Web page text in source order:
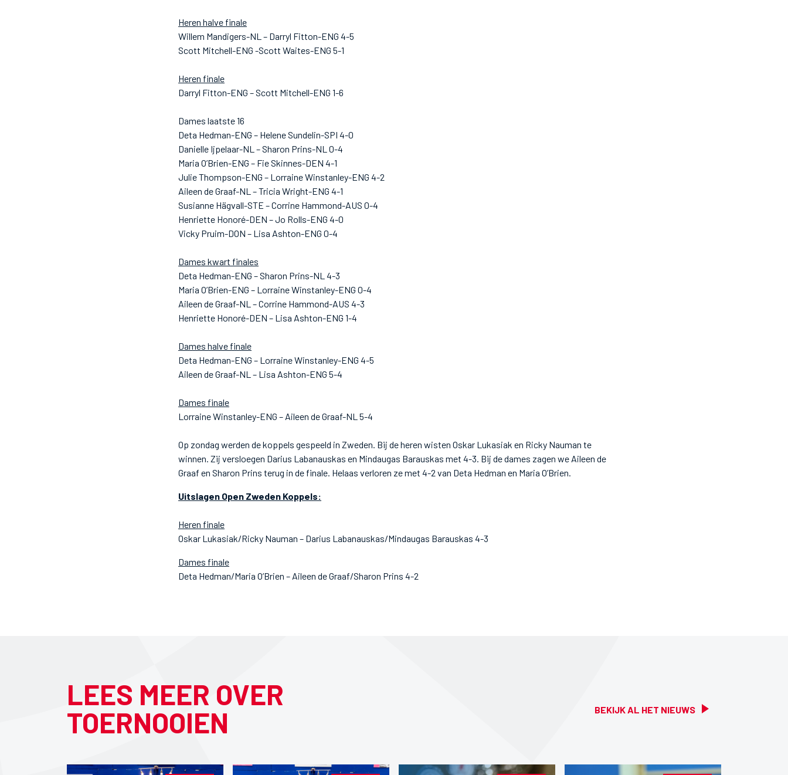
Heren halve finale
Willem Mandigers-NL – Darryl Fitton-ENG 4-5
Scott Mitchell-ENG -Scott Waites-ENG 5-1
Heren finale
Darryl Fitton-ENG – Scott Mitchell-ENG 1-6
Dames laatste 16
Deta Hedman-ENG – Helene Sundelin-SPI 4-0
Danielle Ijpelaar-NL – Sharon Prins-NL 0-4
Maria O’Brien-ENG – Fie Skinnes-DEN 4-1
Julie Thompson-ENG – Lorraine Winstanley-ENG 4-2
Aileen de Graaf-NL – Tricia Wright-ENG 4-1
Susianne Hägvall-STE – Corrine Hammond-AUS 0-4
Henriette Honoré-DEN – Jo Rolls-ENG 4-0
Vicky Pruim-DON – Lisa Ashton-ENG 0-4
Dames kwart finales
Deta Hedman-ENG – Sharon Prins-NL 4-3
Maria O’Brien-ENG – Lorraine Winstanley-ENG 0-4
Aileen de Graaf-NL – Corrine Hammond-AUS 4-3
Henriette Honoré-DEN – Lisa Ashton-ENG 1-4
Dames halve finale
Deta Hedman-ENG – Lorraine Winstanley-ENG 4-5
Aileen de Graaf-NL – Lisa Ashton-ENG 5-4
Dames finale
Lorraine Winstanley-ENG – Aileen de Graaf-NL 5-4
Op zondag werden de koppels gespeeld in Zweden. Bij de heren wisten Oskar Lukasiak en Ricky Nauman te
winnen. Zij versloegen Darius Labanauskas en Mindaugas Barauskas met 4-3. Bij de dames zagen we Aileen de
Graaf en Sharon Prins terug in de finale. Helaas verloren ze met 4-2 van Deta Hedman en Maria O’Brien.
Uitslagen Open Zweden Koppels:
Heren finale
Oskar Lukasiak/Ricky Nauman – Darius Labanauskas/Mindaugas Barauskas 4-3
Dames finale
Deta Hedman/Maria O’Brien – Aileen de Graaf/Sharon Prins 4-2
LEES MEER OVER
TOERNOOIEN
BEKIJK AL HET NIEUWS